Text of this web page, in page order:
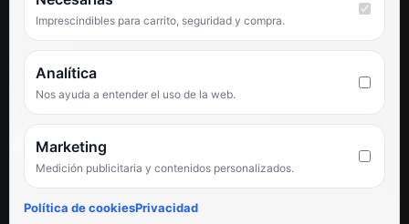
Facebook
TikTok
PUNTUACIÓN DE 4,6 SOBRE 5 EN GOOGLE
★★★★★
Hemos comprado en varias ocasiones y siempre dan respuesta.
Imprescindibles para carrito, seguridad y compra.
Analítica
Nos ayuda a entender el uso de la web.
Marketing
Medición publicitaria y contenidos personalizados.
Política de cookiesPrivacidad